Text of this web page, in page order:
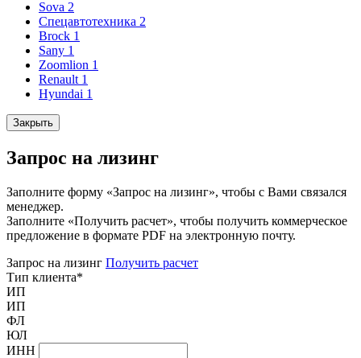
Sova 2
Спецавтотехника 2
Brock 1
Sany 1
Zoomlion 1
Renault 1
Hyundai 1
Закрыть
Запрос на лизинг
Заполните форму «Запрос на лизинг», чтобы с Вами связался
менеджер.
Заполните «Получить расчет», чтобы получить коммерческое
предложение в формате PDF на электронную почту.
Запрос на лизинг Получить расчет
Тип клиента*
ИП
ИП
ФЛ
ЮЛ
ИНН